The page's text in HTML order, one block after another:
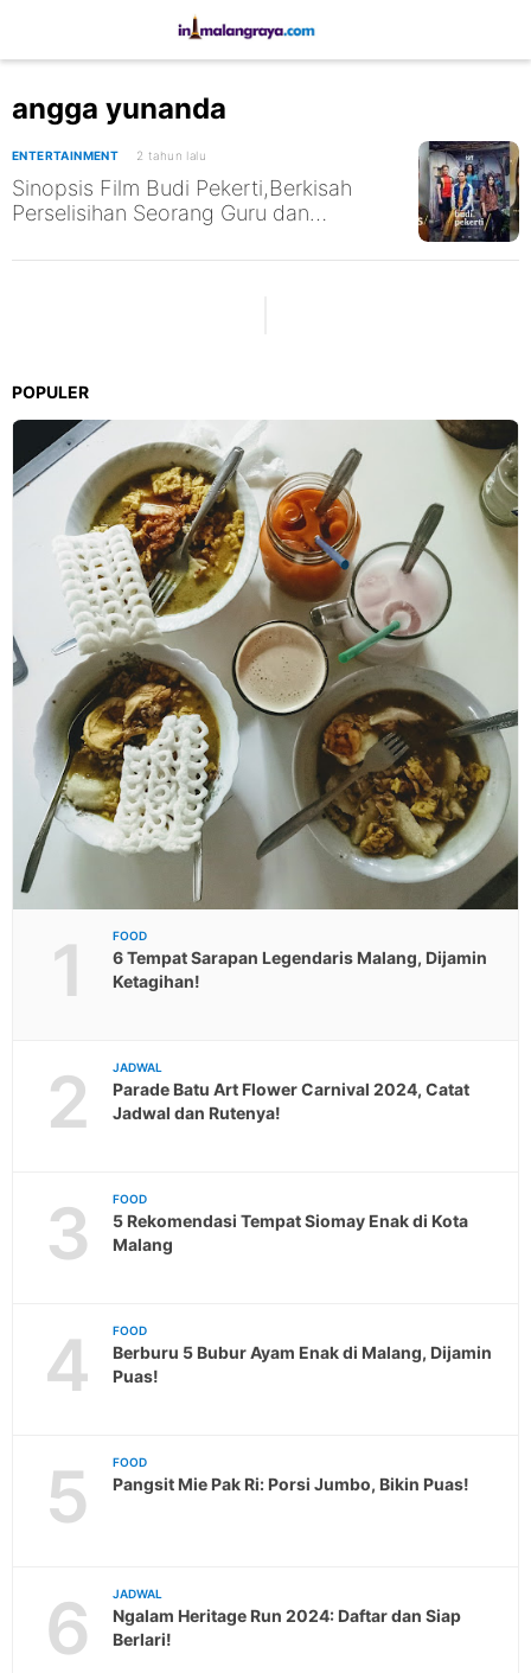
angga yunanda
ENTERTAINMENT 2 tahun lalu
Sinopsis Film Budi Pekerti,Berkisah
Perselisihan Seorang Guru dan
November 2023
POPULER
1 FOOD
6 Tempat Sarapan Legendaris Malang, Dijamin
Ketagihan!
2 JADWAL
Parade Batu Art Flower Carnival 2024, Catat
Jadwal dan Rutenya!
3 FOOD
5 Rekomendasi Tempat Siomay Enak di Kota
Malang
4 FOOD
Berburu 5 Bubur Ayam Enak di Malang, Dijamin
Puas!
5 FOOD
Pangsit Mie Pak Ri: Porsi Jumbo, Bikin Puas!
6 JADWAL
Ngalam Heritage Run 2024: Daftar dan Siap
Berlari!